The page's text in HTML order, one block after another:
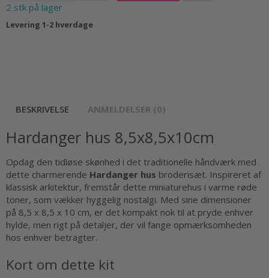
2 stk på lager
Levering 1-2 hverdage
BESKRIVELSE ANMELDELSER (0)
Hardanger hus 8,5x8,5x10cm
Opdag den tidløse skønhed i det traditionelle håndværk med
dette charmerende Hardanger hus broderisæt. Inspireret af
klassisk arkitektur, fremstår dette miniaturehus i varme røde
toner, som vækker hyggelig nostalgi. Med sine dimensioner
på 8,5 x 8,5 x 10 cm, er det kompakt nok til at pryde enhver
hylde, men rigt på detaljer, der vil fange opmærksomheden
hos enhver betragter.
Kort om dette kit